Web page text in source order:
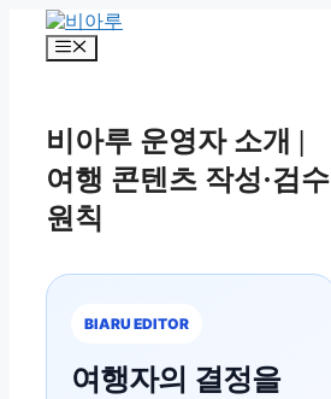
메
비아루 운영자 소개 |
여행 콘텐츠 작성·검수
원칙
BIARU EDITOR
여행자의 결정을